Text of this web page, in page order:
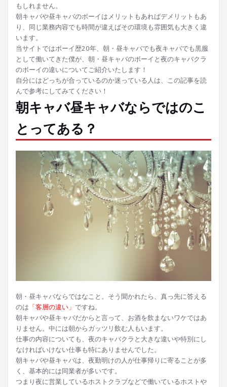
もしれません。
朝キャバや昼キャバのボーイはメリットもあればデメリットもあ
り、同じ業務内容でも時間が違えばその環境も雰囲気も大きく違
います。
当サイトではボーイ歴20年、朝・昼キャバでも夜キャバでも黒服
として働いてきた僕が、朝・昼キャバのボーイと夜のキャバクラ
のボーイの違いについてご紹介いたします！
自分にはどっちが合っているのか迷っている人は、この記事を読
んで参考にしてみてください！
朝キャバ昼キャバならではのこ
とってある？
朝・昼キャバならではなこと。そう聞かれたら、真っ先に答える
のは 「客層の違い」 ですね。
朝キャバや昼キャバだからと言って、お酒を飲まないワケではあ
りません。中には朝からガッツリ飲む人もいます。
仕事の内容についても、夜のキャバクラと大きな違いや特別にし
なければいけない仕事も特にありませんでした。
朝キャバや昼キャバは、夜勤明けの人が仕事帰りに寄ることが多
く、基本的には同業者が多いです。
つまり夜に営業しているホストクラブなどで働いているホストや